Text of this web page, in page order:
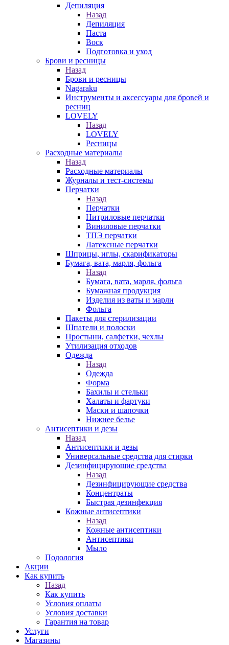
Депиляция
Назад
Депиляция
Паста
Воск
Подготовка и уход
Брови и ресницы
Назад
Брови и ресницы
Nagaraku
Инструменты и аксессуары для бровей и
ресниц
LOVELY
Назад
LOVELY
Ресницы
Расходные материалы
Назад
Расходные материалы
Журналы и тест-системы
Перчатки
Назад
Перчатки
Нитриловые перчатки
Виниловые перчатки
ТПЭ перчатки
Латексные перчатки
Шприцы, иглы, скарификаторы
Бумага, вата, марля, фольга
Назад
Бумага, вата, марля, фольга
Бумажная продукция
Изделия из ваты и марли
Фольга
Пакеты для стерилизации
Шпатели и полоски
Простыни, салфетки, чехлы
Утилизация отходов
Одежда
Назад
Одежда
Форма
Бахилы и стельки
Халаты и фартуки
Маски и шапочки
Нижнее белье
Антисептики и дезы
Назад
Антисептики и дезы
Универсальные средства для стирки
Дезинфицирующие средства
Назад
Дезинфицирующие средства
Концентраты
Быстрая дезинфекция
Кожные антисептики
Назад
Кожные антисептики
Антисептики
Мыло
Подология
Акции
Как купить
Назад
Как купить
Условия оплаты
Условия доставки
Гарантия на товар
Услуги
Магазины